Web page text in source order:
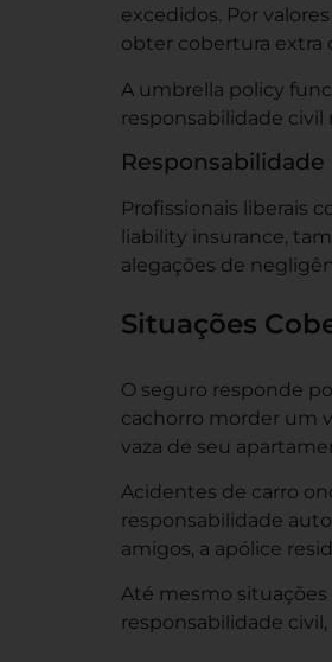
excedidos. Por
obter cobertura extra
A umbrella policy
responsabilidade
Profissionais liberais
liability insurance,
alegações de
Situações
O seguro responde
cachorro morder um
vaza de seu
Acidentes de carro
responsabilidade
amigos, a apólice
Até mesmo
responsabilidade